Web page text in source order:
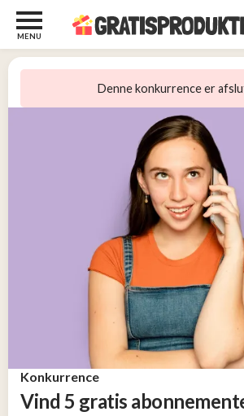
MENU
Denne konkurrence er
Konkurrence
Vind 5 gratis
Børn
og
Tøj